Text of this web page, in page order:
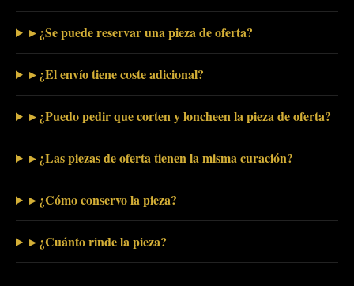
▸ ¿Se puede reservar una pieza de oferta?
▸ ¿El envío tiene coste adicional?
▸ ¿Puedo pedir que corten y loncheen la pieza de oferta?
▸ ¿Las piezas de oferta tienen la misma curación?
▸ ¿Cómo conservo la pieza?
▸ ¿Cuánto rinde la pieza?